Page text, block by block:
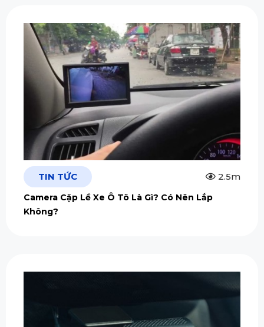
TIN TỨC 2.5m
Camera Cặp Lề Xe Ô Tô Là Gì? Có Nên Lắp
Không?